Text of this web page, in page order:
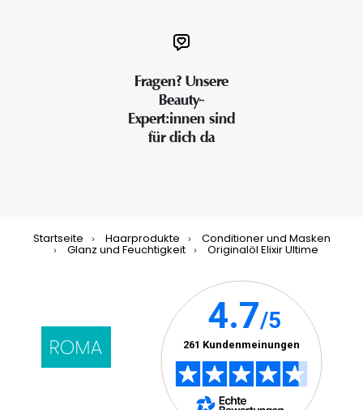
Fragen? Unsere
Beauty-
Expert:innen sind
für dich da
Startseite Haarprodukte Conditioner und Masken
Glanz und Feuchtigkeit Originalöl Elixir Ultime